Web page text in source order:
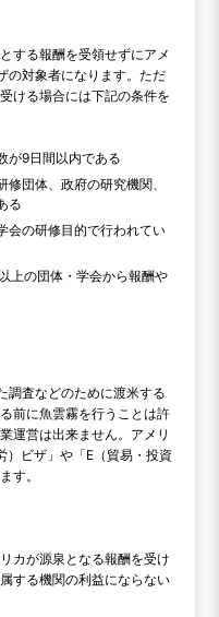
する報酬を受領せずにアメ
の対象者になります。ただ
ける場合には下記の条件を
が9日間以内である
団体、政府の研究機関、
る
会の研修目的で行われてい
上の団体・学会から報酬や
調査などのために渡米する
前に魚雲霧を行うことは許
運営は出来ません。アメリ
）ビザ」や「E（貿易・投資
す。
カが源泉となる報酬を受け
する機関の利益にならない